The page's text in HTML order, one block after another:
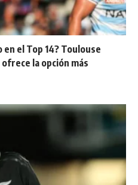
el Top 14? Toulouse
la opción más